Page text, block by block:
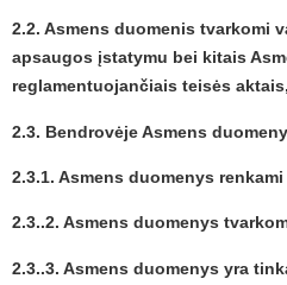
2.2. Asmens duomenis tvarkomi
apsaugos įstatymu bei kitais
reglamentuojančiais teisės
2.3. Bendrovėje Asmens
2.3.1. Asmens duomenys
2.3..2. Asmens duomenys
2.3..3. Asmens duomenys yra